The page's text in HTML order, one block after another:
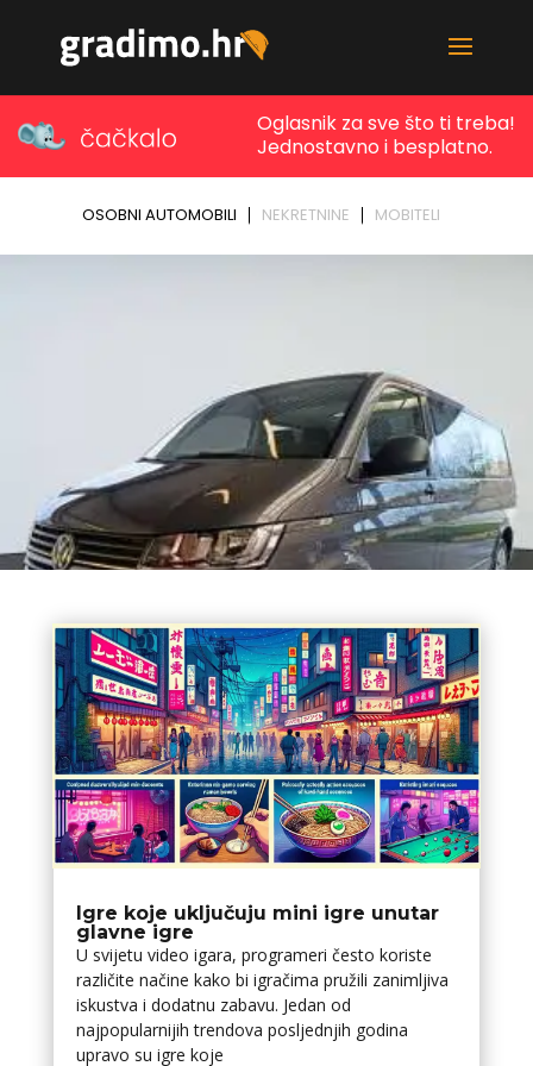
Igre koje uključuju mini igre unutar
glavne igre
U svijetu video igara, programeri često koriste
različite načine kako bi igračima pružili zanimljiva
iskustva i dodatnu zabavu. Jedan od
najpopularnijih trendova posljednjih godina
upravo su igre koje